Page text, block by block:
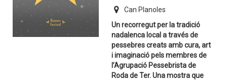
Can Planoles
Un recorregut per la tradició
nadalenca local a través de
pessebres creats amb cura, art
i imaginació pels membres de
l’Agrupació Pessebrista de
Roda de Ter. Una mostra que